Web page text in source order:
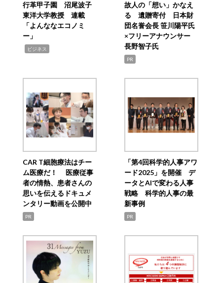
行革甲子園 沼尾波子
東洋大学教授 連載
「よんななエコノミ
ー」
ビジネス
故人の「想い」かなえ
る 遺贈寄付 日本財
団名誉会長 笹川陽平氏
×フリーアナウンサー
長野智子氏
PR
CAR T細胞療法はチー
ム医療だ！ 医療従事
者の情熱、患者さんの
思いを伝えるドキュメ
ンタリー動画を公開中
PR
「第4回科学的人事アワ
ード2025」を開催 デ
ータとAIで変わる人事
戦略 科学的人事の最
新事例
PR